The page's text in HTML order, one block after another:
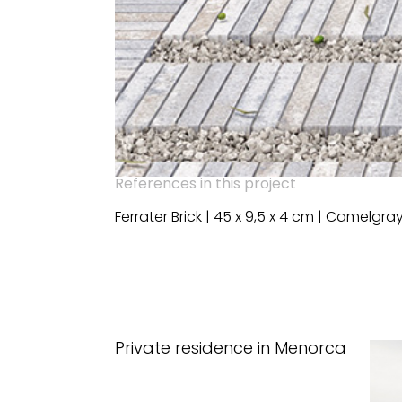
References in this project
Ferrater Brick | 45 x 9,5 x 4 cm |
Private residence in Menorca